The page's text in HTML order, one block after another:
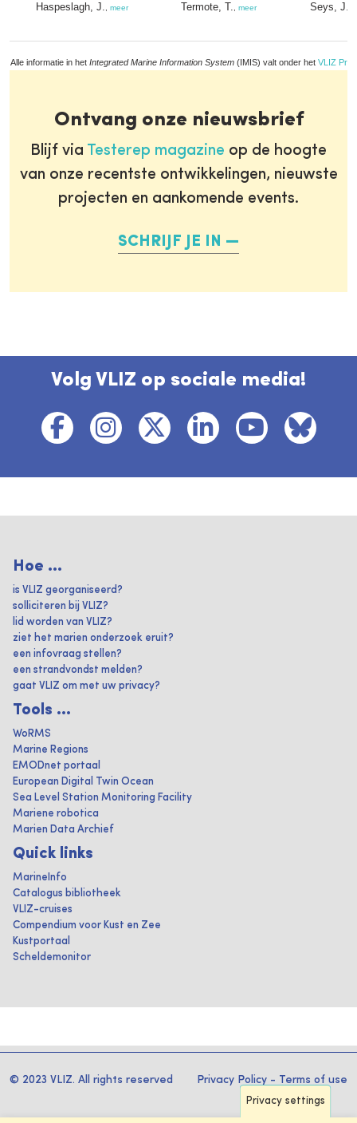
Haspeslagh, J. meer Termote, T. meer
Seys, J.
Alle informatie in het Integrated Marine Information System (IMIS) valt onder het VLIZ
Ontvang onze nieuwsbrief
Blijf via Testerep magazine op de hoogte
van onze recentste ontwikkelingen, nieuwste
projecten en aankomende events.
SCHRIJF JE IN
Volg VLIZ op sociale media!
Hoe ...
is VLIZ georganiseerd?
solliciteren bij VLIZ?
lid worden van VLIZ?
ziet het marien onderzoek eruit?
een infovraag stellen?
een strandvondst melden?
gaat VLIZ om met uw privacy?
Tools ...
WoRMS
Marine Regions
EMODnet portaal
European Digital Twin Ocean
Sea Level Station Monitoring Facility
Mariene robotica
Marien Data Archief
Quick links
MarineInfo
Catalogus bibliotheek
VLIZ-cruises
Compendium voor Kust en Zee
Kustportaal
Scheldemonitor
© 2023 VLIZ. All rights reserved Privacy Policy - Terms of use
Privacy settings